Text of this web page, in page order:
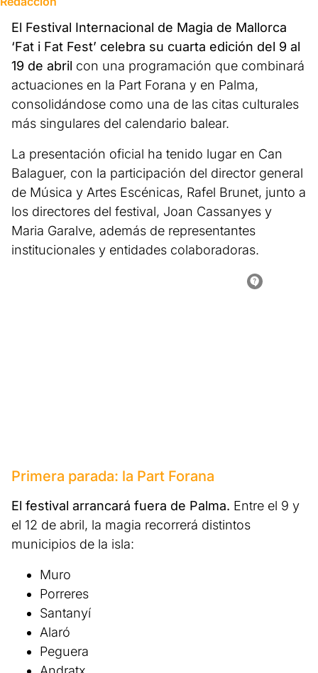
El Festival Internacional de Magia de Mallorca
‘Fat i Fat Fest’ celebra su cuarta edición del 9 al
19 de abril con una programación que combinará
actuaciones en la Part Forana y en Palma,
consolidándose como una de las citas culturales
más singulares del calendario balear.
La presentación oficial ha tenido lugar en Can
Balaguer, con la participación del director general
de Música y Artes Escénicas, Rafel Brunet, junto a
los directores del festival, Joan Cassanyes y
Maria Garalve, además de representantes
institucionales y entidades colaboradoras.
Primera parada: la Part Forana
El festival arrancará fuera de Palma. Entre el 9 y
el 12 de abril, la magia recorrerá distintos
municipios de la isla:
Muro
Porreres
Santanyí
Alaró
Peguera